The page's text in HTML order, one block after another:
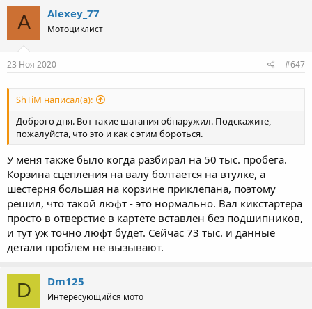
A Alexey_77
Мотоциклист
23 Ноя 2020 #647
ShTiM написал(а):
Доброго дня. Вот такие шатания обнаружил. Подскажите,
пожалуйста, что это и как с этим бороться.
У меня также было когда разбирал на 50 тыс. пробега.
Корзина сцепления на валу болтается на втулке, а
шестерня большая на корзине приклепана, поэтому
решил, что такой люфт - это нормально. Вал кикстартера
просто в отверстие в картете вставлен без подшипников,
и тут уж точно люфт будет. Сейчас 73 тыс. и данные
детали проблем не вызывают.
D Dm125
Интересующийся мото